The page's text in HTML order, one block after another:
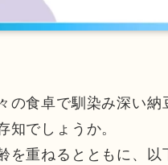
の食卓で馴染み深い
知でしょうか。
を重ねるとともに、以